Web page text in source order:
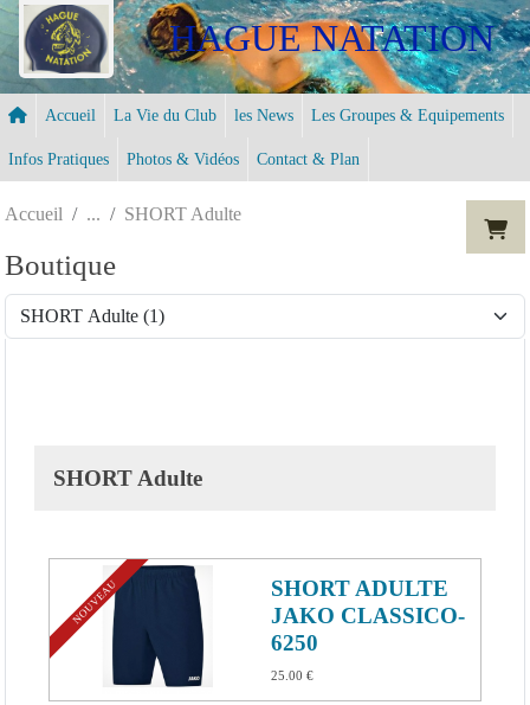
HAGUE NATATION
Accueil La Vie du Club les News Les Groupes & Equipements
Infos Pratiques Photos & Vidéos Contact & Plan
Accueil SHORT Adulte
Boutique
SHORT Adulte
SHORT ADULTE
JAKO CLASSICO-
6250
25.00 €
NOUVEAU
Panneau de gestion des cookies